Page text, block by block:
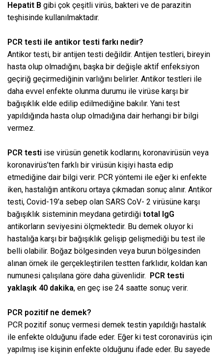
Hepatit B gibi çok çeşitli virüs, bakteri ve de parazitin
teşhisinde kullanılmaktadır.
PCR testi ile antikor testi farkı nedir?
Antikor testi, bir antijen testi değildir. Antijen testleri, bireyin
hasta olup olmadığını, başka bir değişle aktif enfeksiyon
geçiriğ geçirmediğinin varlığını belirler. Antikor testleri ile
daha evvel enfekte olunma durumu ile virüse karşı bir
bağışıklık elde edilip edilmediğine bakılır. Yani test
yapıldığında hasta olup olmadığına dair herhangi bir bilgi
vermez.
PCR testi ise virüsün genetik kodlarını, koronavirüsün veya
koronavirüs’ten farklı bir virüsün kişiyi hasta edip
etmediğine dair bilgi verir. PCR yöntemi ile eğer ki enfekte
iken, hastalığın antikoru ortaya çıkmadan sonuç alınır. Antikor
testi, Covid-19’a sebep olan SARS CoV- 2 virüsüne karşı
bağışıklık sisteminin meydana getirdiği total IgG
antikorların seviyesini ölçmektedir. Bu demek oluyor ki
hastalığa karşı bir bağışıklık gelişip gelişmediği bu test ile
belli olabilir. Boğaz bölgesinden veya burun bölgesinden
alınan örnek ile gerçekleştirilen testten farklıdır, koldan kan
numunesi çalışılana göre daha güvenlidir. PCR testi
yaklaşık 40 dakika, en geç ise 24 saatte sonuç verir.
PCR pozitif ne demek?
PCR pozitif sonuç vermesi demek testin yapıldığı hastalık
ile enfekte olduğunu ifade eder. Eğer ki test coronavirüs için
yapılmış ise kişinin enfekte olduğunu ifade eder. Bu sayede